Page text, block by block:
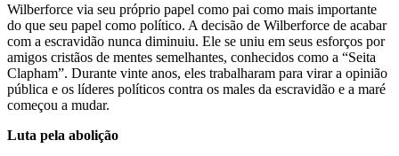
Wilberforce via seu próprio papel como pai como mais importante
do que seu papel como político. A decisão de Wilberforce de acabar
com a escravidão nunca diminuiu. Ele se uniu em seus esforços por
amigos cristãos de mentes semelhantes, conhecidos como a “Seita
Clapham”. Durante vinte anos, eles trabalharam para virar a opinião
pública e os líderes políticos contra os males da escravidão e a maré
começou a mudar.
Luta pela abolição